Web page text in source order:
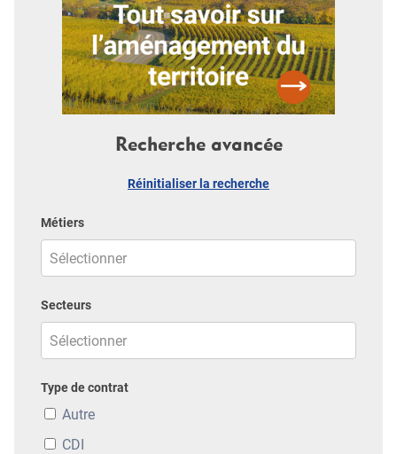
Recherche avancée
Réinitialiser la recherche
Métiers
Secteurs
Type de contrat
Autre
CDI